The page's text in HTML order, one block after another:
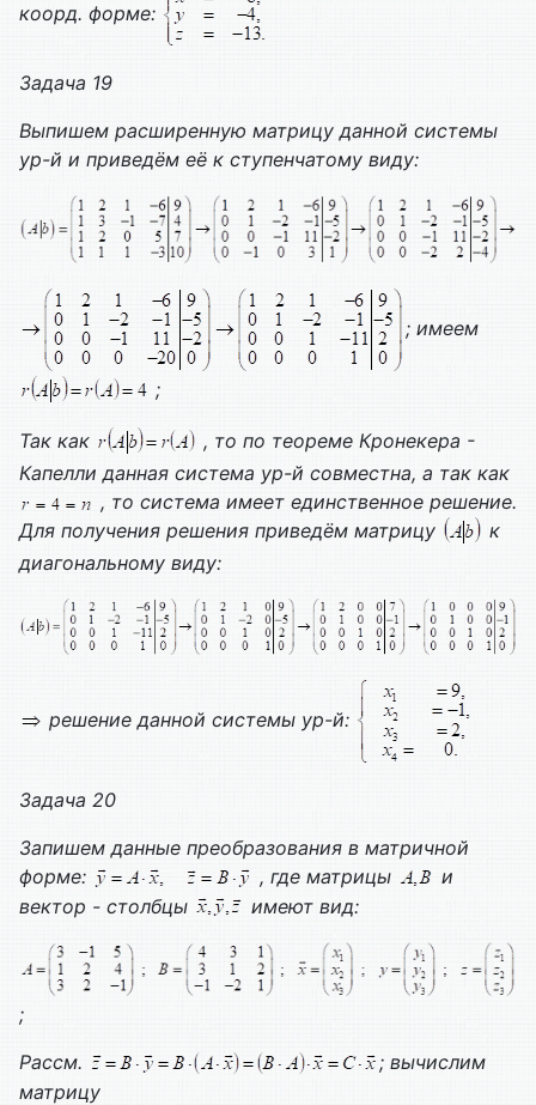
коорд. форме:
Задача 19
Выпишем расширенную матрицу данной системы
ур-й и приведём её к ступенчатому виду:
; имеем
;
Так как
, то по теореме Кронекера -
Капелли данная система ур-й совместна, а так как
, то система имеет единственное решение.
Для получения решения приведём матрицу
к
диагональному виду:
решение данной системы ур-й:
Задача 20
Запишем данные преобразования в матричной
форме:
, где матрицы
и
вектор - столбцы
имеют вид:
;
Рассм.
; вычислим
матрицу